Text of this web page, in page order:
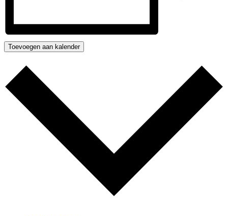
Toevoegen aan kalender